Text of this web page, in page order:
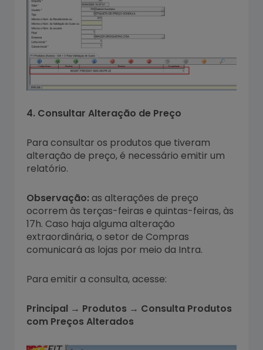
4. Consultar Alteração de Preço
Para consultar os produtos que tiveram
alteração de preço, é necessário emitir um
relatório.
Observação: as alterações de preço
ocorrem às terças-feiras e quintas-feiras, às
17h. Caso haja alguma alteração
extraordinária, o setor de Compras
comunicará as lojas por meio da Intra.
Para emitir a consulta, acesse:
Principal → Produtos → Consulta Produtos
com Preços Alterados